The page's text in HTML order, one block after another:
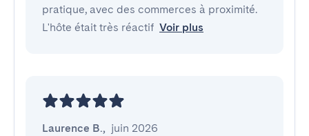
pratique, avec des commerces à proximité.
L'hôte était très réactif Voir plus
Laurence B., juin 2026